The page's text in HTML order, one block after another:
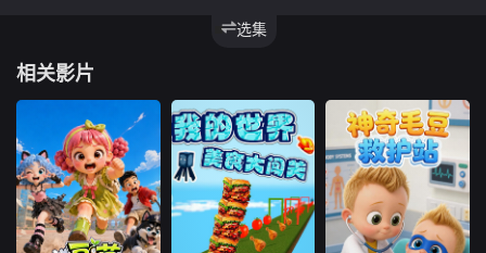
选集
相关影片